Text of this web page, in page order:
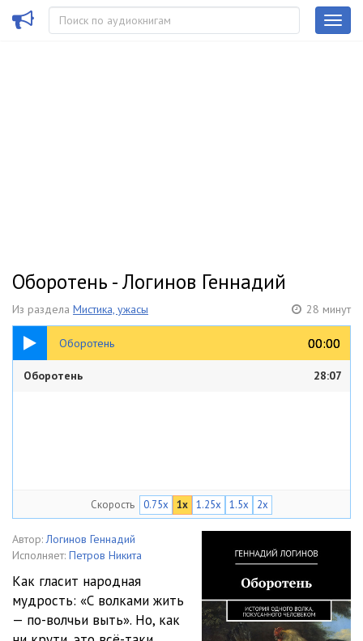
Оборотень - Логинов Геннадий
Из раздела Мистика, ужасы 28 минут
Оборотень 00:00
00:00
28:07
Оборотень 28:07
Скорость 0.75x 1x 1.25x 1.5x 2x
Автор: Логинов Геннадий
Исполняет: Петров Никита
Как гласит народная
мудрость: «С волками жить
— по-волчьи выть». Но, как